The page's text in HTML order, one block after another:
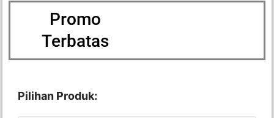
Promo
Terbatas
Pilihan Produk: